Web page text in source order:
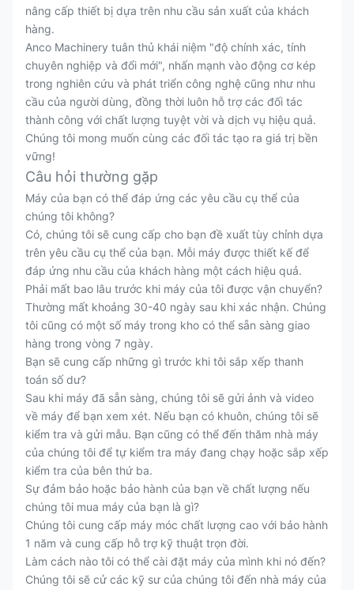
nâng cấp thiết bị dựa trên nhu cầu sản xuất của khách
hàng.
Anco Machinery tuân thủ khái niệm "độ chính xác, tính
chuyên nghiệp và đổi mới", nhấn mạnh vào động cơ kép
trong nghiên cứu và phát triển công nghệ cũng như nhu
cầu của người dùng, đồng thời luôn hỗ trợ các đối tác
thành công với chất lượng tuyệt vời và dịch vụ hiệu quả.
Chúng tôi mong muốn cùng các đối tác tạo ra giá trị bền
vững!
Câu hỏi thường gặp
Máy của bạn có thể đáp ứng các yêu cầu cụ thể của
chúng tôi không?
Có, chúng tôi sẽ cung cấp cho bạn đề xuất tùy chỉnh dựa
trên yêu cầu cụ thể của bạn. Mỗi máy được thiết kế để
đáp ứng nhu cầu của khách hàng một cách hiệu quả.
Phải mất bao lâu trước khi máy của tôi được vận chuyển?
Thường mất khoảng 30-40 ngày sau khi xác nhận. Chúng
tôi cũng có một số máy trong kho có thể sẵn sàng giao
hàng trong vòng 7 ngày.
Bạn sẽ cung cấp những gì trước khi tôi sắp xếp thanh
toán số dư?
Sau khi máy đã sẵn sàng, chúng tôi sẽ gửi ảnh và video
về máy để bạn xem xét. Nếu bạn có khuôn, chúng tôi sẽ
kiểm tra và gửi mẫu. Bạn cũng có thể đến thăm nhà máy
của chúng tôi để tự kiểm tra máy đang chạy hoặc sắp xếp
kiểm tra của bên thứ ba.
Sự đảm bảo hoặc bảo hành của bạn về chất lượng nếu
chúng tôi mua máy của bạn là gì?
Chúng tôi cung cấp máy móc chất lượng cao với bảo hành
1 năm và cung cấp hỗ trợ kỹ thuật trọn đời.
Làm cách nào tôi có thể cài đặt máy của mình khi nó đến?
Chúng tôi sẽ cử các kỹ sư của chúng tôi đến nhà máy của